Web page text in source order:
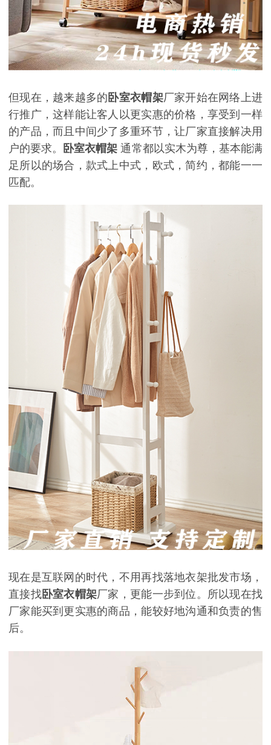
但现在，越来越多的 卧室衣帽架厂家开始在网络上进
行推广，这样能让客人以更实惠的价格，享受到一样
的产品，而且中间少了多重环节，让厂家直接解决用
户的要求。
卧室衣帽架 通常都以实木为尊，基本能满
足所以的场合，款式上中式，欧式，简约，都能一一
匹配。
现在是互联网的时代，不用再找落地衣架批发市场，
直接找卧室衣帽架厂家，更能一步到位。 所以现在找
厂家能买到更实惠的商品，能较好地沟通和负责的售
后。